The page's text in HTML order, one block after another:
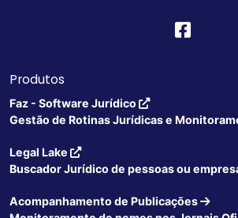
Produtos
Faz - Software Jurídico
Gestão de Rotinas Jurídicas e
Legal Lake
Buscador Jurídico de pessoas ou
Acompanhamento de Publicações